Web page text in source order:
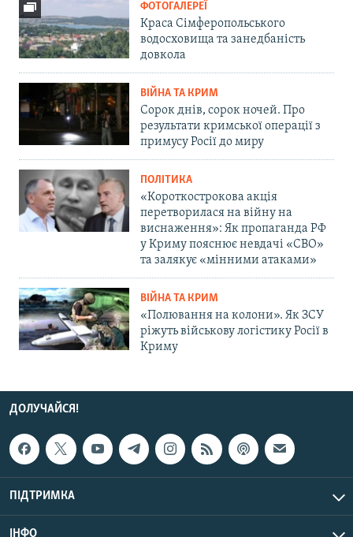
ФОТОГАЛЕРЕЇ
Краса Сімферопольського
водосховища та занедбаність
довкола
ВІЙНА ТА КРИМ
Сорок днів, сорок ночей. Про
результати кримської операції з
примусу Росії до миру
ПОЛІТИКА
«Короткострокова акція
перетворилася на війну на
виснаження»: Як пропаганда РФ
у Криму пояснює невдачі «СВО»
та залякує «мінними атаками»
ВІЙНА ТА КРИМ
«Полювання на колони». Як ЗСУ
ріжуть військову логістику Росії в
Криму
ДОЛУЧАЙСЯ!
ПІДТРИМКА
ІНФО